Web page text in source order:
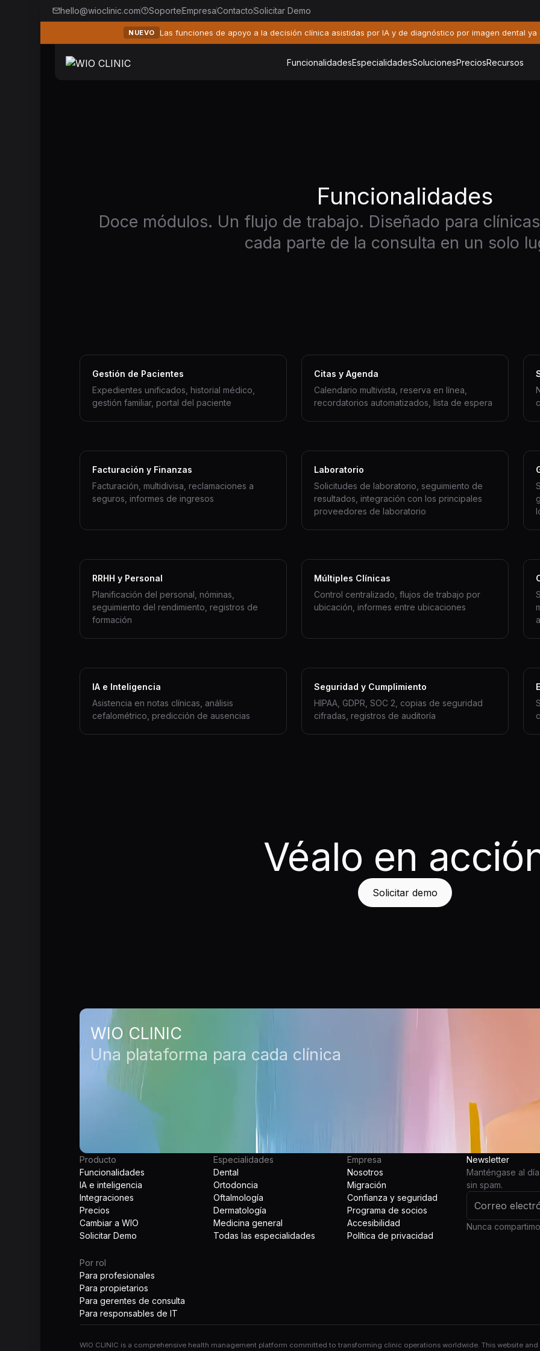
hello@wioclinic.com SoporteEmpresaContactoSolicitar Demo
NUEVO Las funciones de apoyo a la decisión clínica asistidas por IA y de diagnóstico por imagen dental ya
FuncionalidadesEspecialidadesSolucionesPreciosRecursos
Funcionalidades
Doce módulos. Un flujo de trabajo. Diseñado para
cada parte de la consulta en un solo
Gestión de Pacientes
Expedientes unificados, historial médico,
gestión familiar, portal del paciente
Citas y Agenda
Calendario multivista, reserva en línea,
recordatorios automatizados, lista de espera
Facturación y Finanzas
Facturación, multidivisa, reclamaciones a
seguros, informes de ingresos
Laboratorio
Solicitudes de laboratorio, seguimiento de
resultados, integración con los principales
proveedores de laboratorio
RRHH y Personal
Planificación del personal, nóminas,
seguimiento del rendimiento, registros de
formación
Múltiples Clínicas
Control centralizado, flujos de trabajo por
ubicación, informes entre ubicaciones
IA e Inteligencia
Asistencia en notas clínicas, análisis
cefalométrico, predicción de ausencias
Seguridad y Cumplimiento
HIPAA, GDPR, SOC 2, copias de seguridad
cifradas, registros de auditoría
Véalo en
Solicitar demo
WIO CLINIC
Una plataforma para cada clínica
Producto
Funcionalidades
IA e inteligencia
Integraciones
Precios
Cambiar a WIO
Solicitar Demo
Especialidades
Dental
Ortodoncia
Oftalmología
Dermatología
Medicina general
Todas las especialidades
Empresa
Nosotros
Migración
Confianza y seguridad
Programa de socios
Accesibilidad
Política de privacidad
Por rol
Para profesionales
Para propietarios
Para gerentes de consulta
Para responsables de IT
Newsletter
Manténgase al
sin spam.
Nunca
WIO CLINIC is a comprehensive health management platform committed to transforming clinic operations worldwide. This website